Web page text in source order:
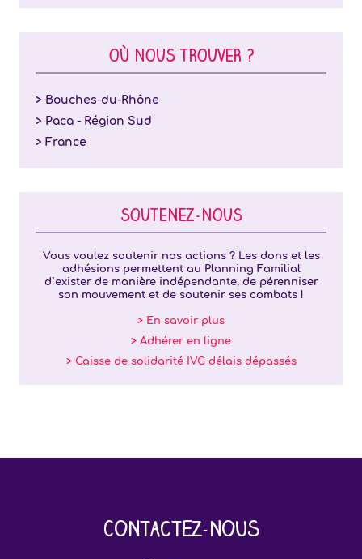
OÙ NOUS TROUVER ?
> Bouches-du-Rhône
> Paca - Région Sud
> France
SOUTENEZ-NOUS
Vous voulez soutenir nos actions ? Les dons et les
adhésions permettent au Planning Familial
d’exister de manière indépendante, de pérenniser
son mouvement et de soutenir ses combats !
> En savoir plus
> Adhérer en ligne
> Caisse de solidarité IVG délais dépassés
Contactez-nous